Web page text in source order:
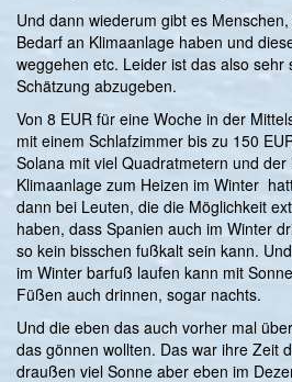
Und dann wiederum gibt es
Bedarf an Klimaanlage haben und
weggehen etc. Leider ist das also sehr
Schätzung abzugeben.
Von 8 EUR für eine Woche in der
mit einem Schlafzimmer bis zu 150
Solana mit viel Quadratmetern und
Klimaanlage zum Heizen im Winter
dann bei Leuten, die die Möglichkeit
haben, dass Spanien auch im Winter
so kein bisschen fußkalt sein kann.
im Winter barfuß laufen kann mit
Füßen auch drinnen, sogar nachts.
Und die eben das auch vorher mal
das gönnen wollten. Das war ihre Zeit
draußen viel Sonne aber eben im